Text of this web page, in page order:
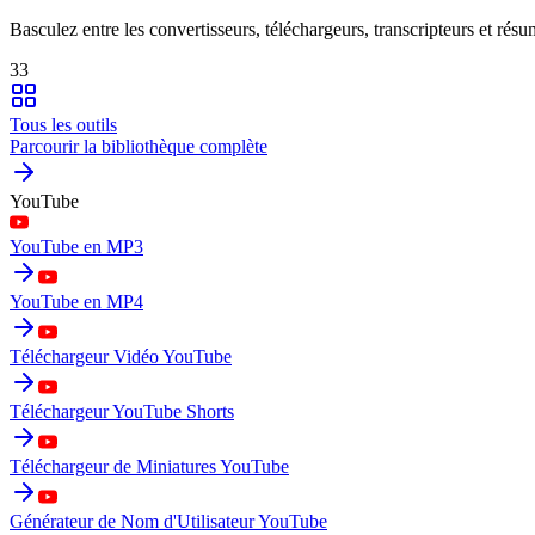
Basculez entre les convertisseurs, téléchargeurs, transcripteurs et
33
Tous les outils
Parcourir la bibliothèque complète
YouTube
YouTube en MP3
YouTube en MP4
Téléchargeur Vidéo YouTube
Téléchargeur YouTube Shorts
Téléchargeur de Miniatures YouTube
Générateur de Nom d'Utilisateur YouTube